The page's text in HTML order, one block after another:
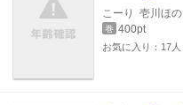
こーり 壱川ほの
巻 400pt
お気に入り：17人